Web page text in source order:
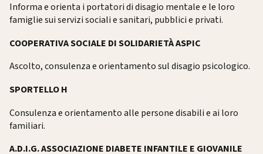
Informa e orienta i portatori di disagio mentale e le loro
famiglie sui servizi sociali e sanitari, pubblici e privati.
COOPERATIVA SOCIALE DI SOLIDARIETÀ ASPIC
Ascolto, consulenza e orientamento sul disagio psicologico.
SPORTELLO H
Consulenza e orientamento alle persone disabili e ai loro
familiari.
A.D.I.G. ASSOCIAZIONE DIABETE INFANTILE E GIOVANILE